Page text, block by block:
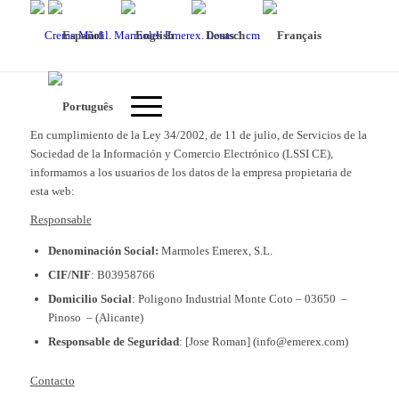
En cumplimiento de la Ley 34/2002, de 11 de julio, de Servicios de la
Sociedad de la Información y Comercio Electrónico (LSSI CE),
informamos a los usuarios de los datos de la empresa propietaria de
esta web:
Responsable
Denominación Social: Marmoles Emerex, S.L.
CIF/NIF: B03958766
Domicilio Social: Poligono Industrial Monte Coto – 03650 –
Pinoso – (Alicante)
Responsable de Seguridad: [Jose Roman] (info@emerex.com)
Contacto